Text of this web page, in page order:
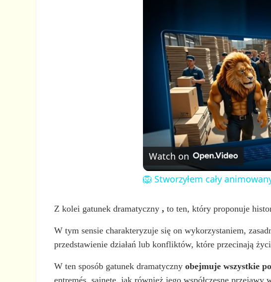
e
e
n
Watch on
🦁 Stworzyłem cały
Z kolei gatunek dramatyczny, to ten, który proponuje
W tym sensie charakteryzuje się on wykorzystaniem,
przedstawienie działań lub konfliktów, które przecinają
W ten sposób gatunek dramatycznyobejmuje wszystkie